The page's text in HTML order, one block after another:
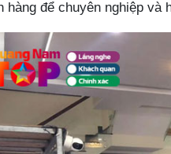
hàng để chuyên nghiệp và